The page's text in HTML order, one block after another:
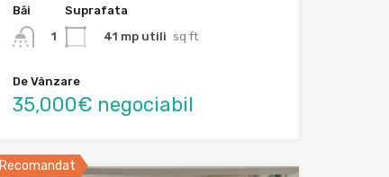
Băi
1
Suprafata
41 mp utili sq ft
De Vânzare
35,000€ negociabil
Recomandat